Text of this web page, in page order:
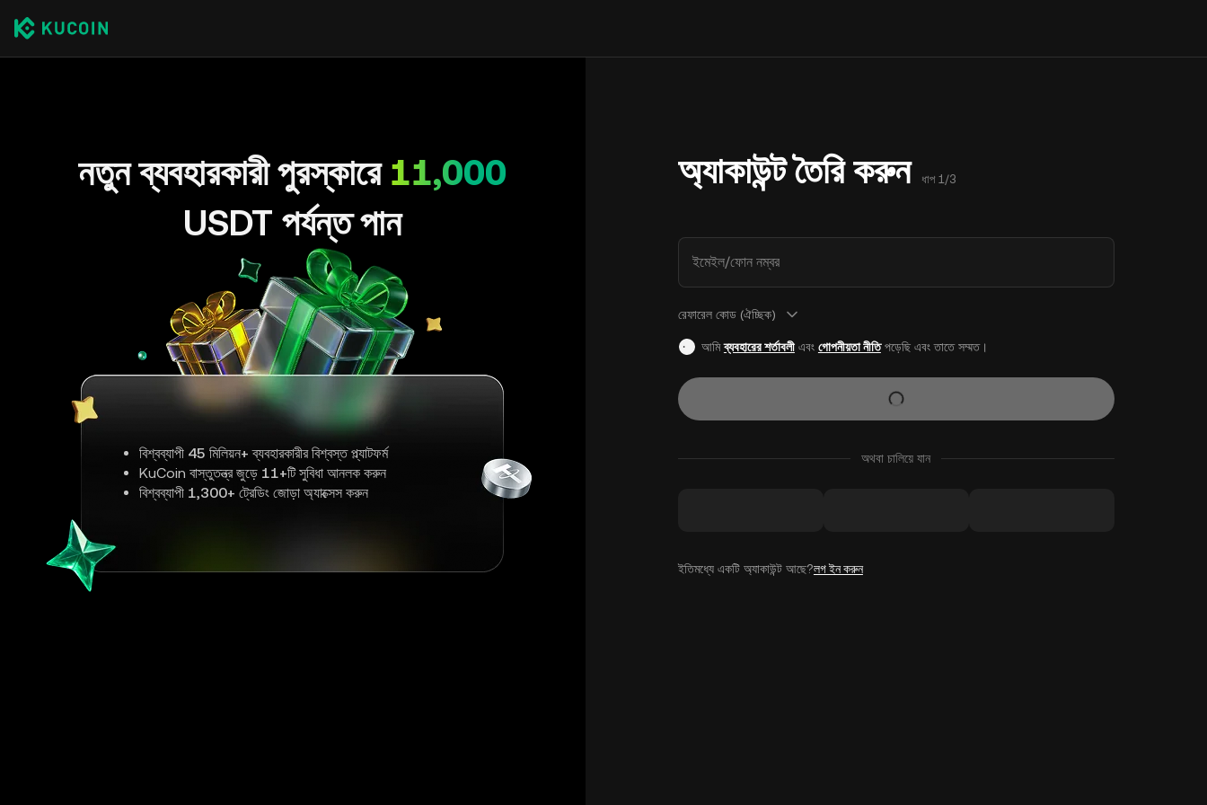
নতুন ব্যবহারকারী পুরস্কারে 11,000
USDT পর্যন্ত পান
বিশ্বব্যাপী 45 মিলিয়ন+ ব্যবহারকারীর বিশ্বস্ত প্ল্যাটফর্ম
KuCoin বাস্তুতন্ত্র জুড়ে 11+টি সুবিধা আনলক করুন
বিশ্বব্যাপী 1,300+ ট্রেডিং জোড়া অ্যাক্সেস করুন
অ্যাকাউন্ট তৈরি করুন ধাপ 1/3
ইমেইল/ফোন নম্বর
রেফারেল কোড (ঐচ্ছিক)
আমিব্যবহারের শর্তাবলীএবং গোপনীয়তা নীতিপড়েছি এবং তাতে সম্মত।
অথবা চালিয়ে যান
ইতিমধ্যে একটি অ্যাকাউন্ট আছে?লগ ইন করুন